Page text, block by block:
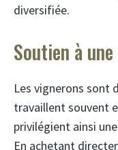
diversifiée.
Soutien à
Les vignerons sont
travaillent souvent
privilégient ainsi
En achetant